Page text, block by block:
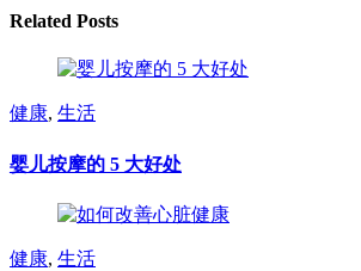
Related Posts
健康, 生活
婴儿按摩的 5 大好处
健康, 生活